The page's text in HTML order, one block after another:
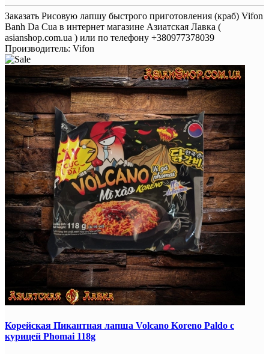
Заказать Рисовую лапшу быстрого приготовления (краб) Vifon
Banh Da Cua в интернет магазине Азиатская Лавка (
asianshop.com.ua ) или по телефону +380977378039
Производитель: Vifon
Корейская Пикантная лапша Volcano Koreno Paldo с
курицей Phomai 118g